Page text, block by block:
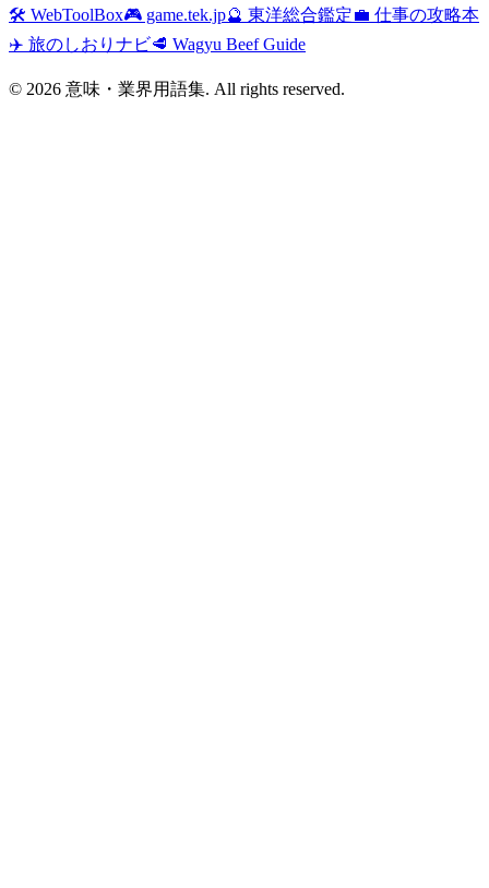
🛠️ WebToolBox🎮 game.tek.jp🔮 東洋総合鑑定💼 仕事の攻略本
✈️ 旅のしおりナビ🥩 Wagyu Beef Guide
© 2026 意味・業界用語集. All rights reserved.